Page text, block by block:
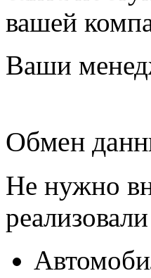
вашей
Ваши
Обмен
Не нужно